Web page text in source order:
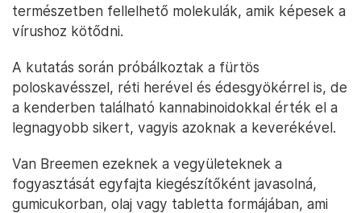
természetben fellelhető molekulák, amik képesek a
vírushoz kötődni.
A kutatás során próbálkoztak a fürtös
poloskavésszel, réti herével és édesgyökérrel is, de
a kenderben található kannabinoidokkal érték el a
legnagyobb sikert, vagyis azoknak a keverékével.
Van Breemen ezeknek a vegyületeknek a
fogyasztását egyfajta kiegészítőként javasolná,
gumicukorban, olaj vagy tabletta formájában, ami